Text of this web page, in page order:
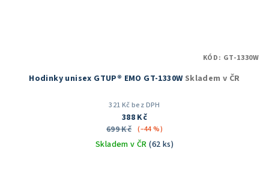
Hodinky unisex GTUP® EMO GT-1330W Skladem v ČR
321 Kč bez DPH
388 Kč
699 Kč (–44 %)
Skladem v ČR(62 ks)
KÓD: GT-1330W